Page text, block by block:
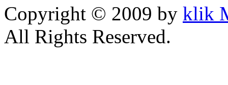
Copyright © 2009 by klik
All Rights Reserved.